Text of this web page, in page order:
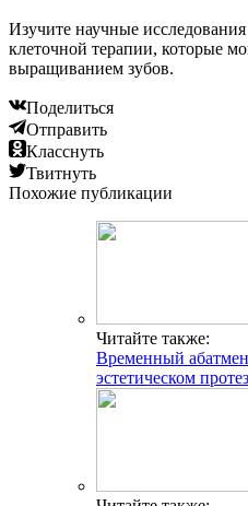
Изучите научные
клеточной терапии, которые
выращиванием зубов.
Поделиться
Отправить
Класснуть
Твитнуть
Похожие публикации
Читайте также:
Временный
эстетическом